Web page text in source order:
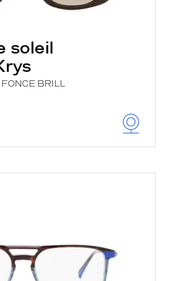
soleil
FONCE BRILL